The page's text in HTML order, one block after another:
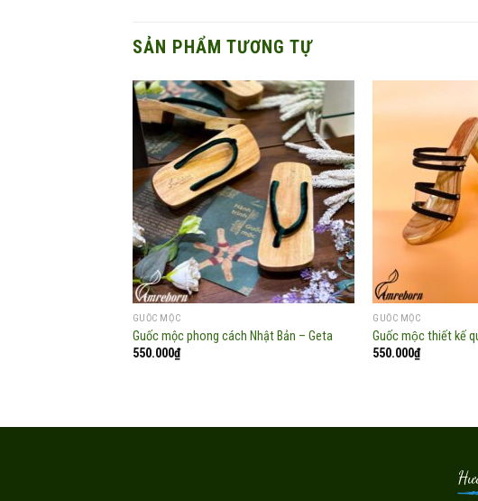
SẢN PHẨM TƯƠNG TỰ
Add to
wishlist
GUỐC MỘC
Guốc mộc phong cách Nhật Bản – Geta
550.000₫
GUỐC MỘC
Guốc mộc thiết kế
550.000₫